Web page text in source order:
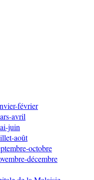
février
avril
juin
août
octobre
décembre